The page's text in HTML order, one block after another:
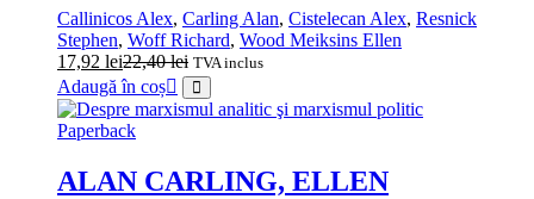
Callinicos Alex, Carling Alan, Cistelecan Alex, Resnick
Stephen, Woff Richard, Wood Meiksins Ellen
17,92 lei22,40lei TVA inclus
Adaugă în coș
Paperback
ALAN CARLING, ELLEN